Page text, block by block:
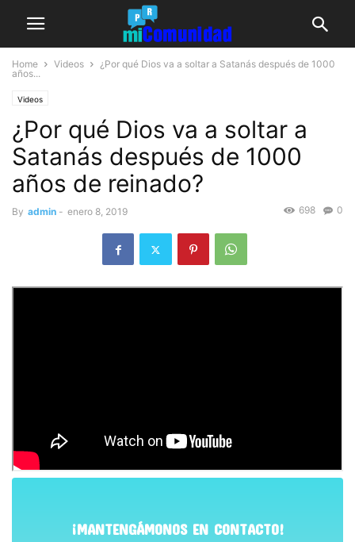
Home Videos ¿Por qué Dios va a soltar a Satanás después de 1000
años...
Videos
¿Por qué Dios va a soltar a
Satanás después de 1000
años de reinado?
By admin - enero 8, 2019 0
698
¡MANTENGÁMONOS EN CONTACTO!